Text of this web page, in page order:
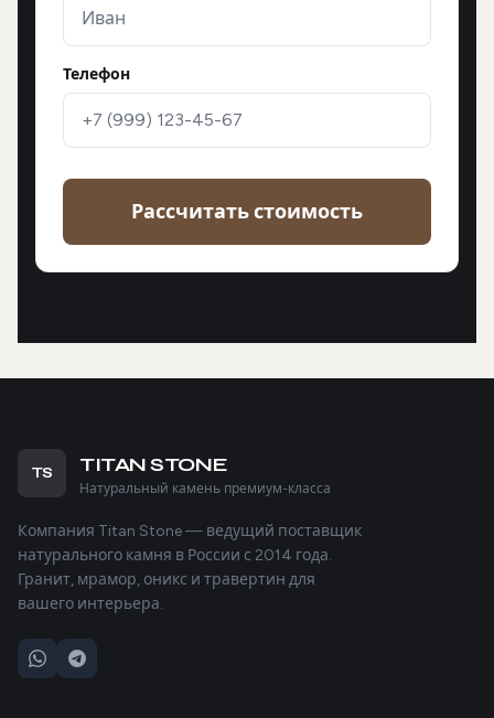
Телефон
Рассчитать стоимость
TS TITAN STONE
Натуральный камень премиум-класса
Компания Titan Stone — ведущий поставщик
натурального камня в России с 2014 года.
Гранит, мрамор, оникс и травертин для
вашего интерьера.